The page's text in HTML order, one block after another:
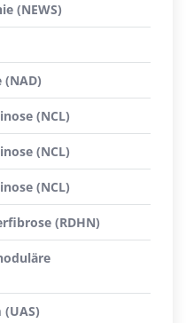
(NEWS)
(NCL)
(NCL)
(NCL)
(RDHN)